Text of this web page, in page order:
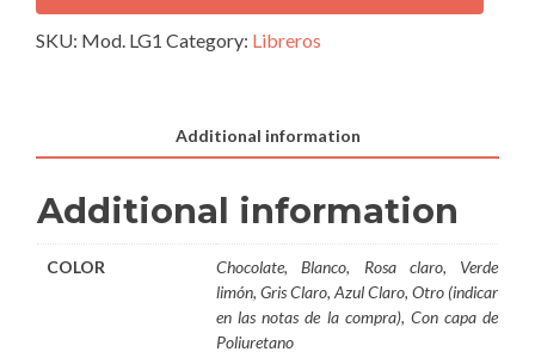
Mod.
LG1
SKU: Mod. LG1 Category: Libreros
Additional information
Additional information
COLOR
Chocolate, Blanco, Rosa claro, Verde
limón, Gris Claro, Azul Claro, Otro (indicar
en las notas de la compra), Con capa de
Poliuretano